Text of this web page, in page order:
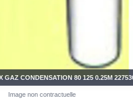
GAZ CONDENSATION 80 125 0.25M
Image non contractuelle